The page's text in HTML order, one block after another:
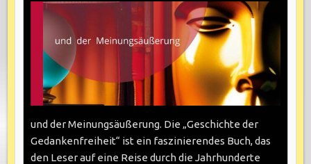
und der Meinungsäußerung. Die „Geschichte der
Gedankenfreiheit“ ist ein faszinierendes Buch, das
den Leser auf eine Reise durch die Jahrhunderte